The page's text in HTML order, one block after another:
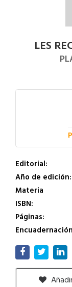
LES
Editorial:
Año de edición:
Materia
ISBN:
Páginas: